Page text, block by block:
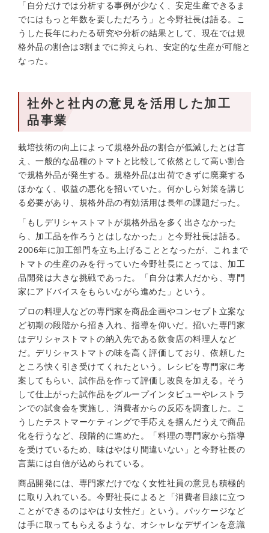
「自分だけでは分析する事例が少なく、安定生産できるま
でにはもっと年数を要しただろう」と今野社長は語る。こ
うした長年にわたる研究や分析の結果として、現在では規
格外品の割合は3割までに抑えられ、安定的な生産が可能と
なった。
社外と社内の意見を活用した加工
品事業
栽培技術の向上によって規格外品の割合が低減したとは言
え、一般的な品種のトマトと比較して依然として高い割合
で規格外品が発生する。規格外品は出荷できずに廃棄する
ほかなく、収益の悪化を招いていた。何かしら対策を講じ
る必要があり、規格外品の有効活用は長年の課題だった。
「もしデリシャストマトが規格外品を多く出さなかった
ら、加工品を作ろうとはしなかった」と今野社長は語る。
2006年に加工部門を立ち上げることとなったが、これまで
トマトの生産のみを行っていた今野社長にとっては、加工
品開発は大きな挑戦であった。「自分は素人だから、専門
家にアドバイスをもらいながら進めた」という。
プロの料理人などの専門家を商品企画やコンセプト立案な
ど初期の段階から招き入れ、指導を仰いだ。招いた専門家
はデリシャストマトの納入先である飲食店の料理人など
だ。デリシャストマトの味を高く評価しており、依頼した
ところ快く引き受けてくれたという。レシピを専門家に考
案してもらい、試作品を作って評価し改良を加える。そう
して仕上がった試作品をグループインタビューやレストラ
ンでの試食会を実施し、消費者からの反応を調査した。こ
うしたテストマーケティングで手応えを掴んだうえで商品
化を行うなど、段階的に進めた。「料理の専門家から指導
を受けているため、味はやはり間違いない」と今野社長の
言葉には自信が込められている。
商品開発には、専門家だけでなく女性社員の意見も積極的
に取り入れている。今野社長によると「消費者目線に立つ
ことができるのはやはり女性だ」という。パッケージなど
は手に取ってもらえるような、オシャレなデザインを意識